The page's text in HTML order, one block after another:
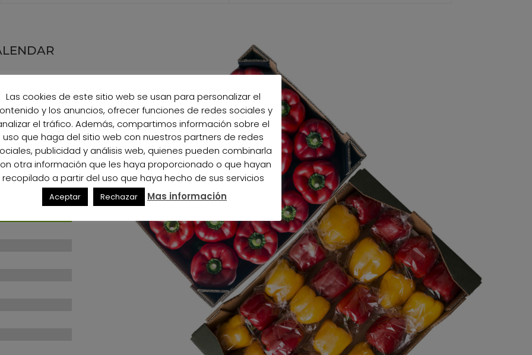
100%
100%
100%
100%
100%
100%
100%
100%
Las cookies de este sitio web se usan para personalizar el
y los anuncios, ofrecer funciones de redes sociales y
el tráfico. Además, compartimos información sobre el
uso que haga del sitio web con nuestros partners de redes
publicidad y análisis web, quienes pueden combinarla
otra información que les haya proporcionado o que hayan
recopilado a partir del uso que haya hecho de sus servicios
Aceptar Rechazar Mas información